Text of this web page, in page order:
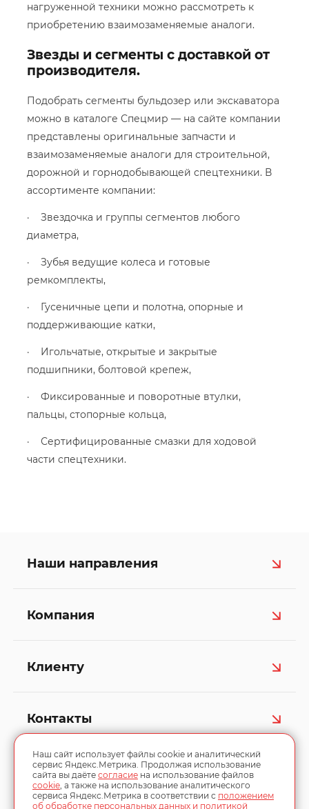
нагруженной техники можно рассмотреть к
приобретению взаимозаменяемые аналоги.
Звезды и сегменты с доставкой от
производителя.
Подобрать сегменты бульдозер или экскаватора
можно в каталоге Спецмир — на сайте компании
представлены оригинальные запчасти и
взаимозаменяемые аналоги для строительной,
дорожной и горнодобывающей спецтехники. В
ассортименте компании:
· Звездочка и группы сегментов любого
диаметра,
· Зубья ведущие колеса и готовые
ремкомплекты,
· Гусеничные цепи и полотна, опорные и
поддерживающие катки,
· Игольчатые, открытые и закрытые
подшипники, болтовой крепеж,
· Фиксированные и поворотные втулки,
пальцы, стопорные кольца,
· Сертифицированные смазки для ходовой
части спецтехники.
Наши направления
Компания
Клиенту
Контакты
Наш сайт использует файлы cookie и аналитический
сервис Яндекс.Метрика. Продолжая использование
сайта вы даёте согласие на использование файлов
cookie, а также на использование аналитического
сервиса Яндекс.Метрика в соответствии с положением
об обработке персональных данных и политикой